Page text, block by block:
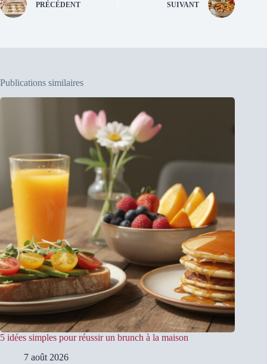
PRÉCÉDENT SUIVANT
Publications similaires
5 idées simples pour réussir un brunch à la maison
7 août 2026